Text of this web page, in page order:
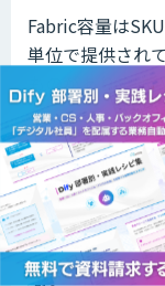
Fabric容量は
単位で提供され
ものがあります。
SKU
F2
F4
F8